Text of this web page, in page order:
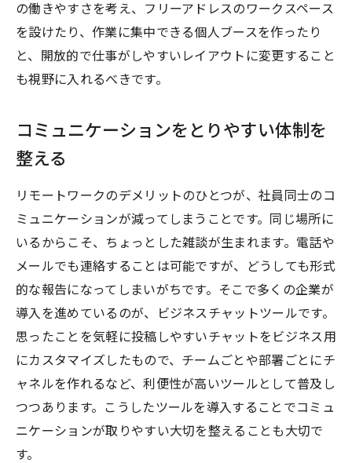
の働きやすさを考え、フリーアドレスのワークスペース
を設けたり、作業に集中できる個人ブースを作ったり
と、開放的で仕事がしやすいレイアウトに変更すること
も視野に入れるべきです。
コミュニケーションをとりやすい体制を
整える
リモートワークのデメリットのひとつが、社員同士のコ
ミュニケーションが減ってしまうことです。同じ場所に
いるからこそ、ちょっとした雑談が生まれます。電話や
メールでも連絡することは可能ですが、どうしても形式
的な報告になってしまいがちです。そこで多くの企業が
導入を進めているのが、ビジネスチャットツールです。
思ったことを気軽に投稿しやすいチャットをビジネス用
にカスタマイズしたもので、チームごとや部署ごとにチ
ャネルを作れるなど、利便性が高いツールとして普及し
つつあります。こうしたツールを導入することでコミュ
ニケーションが取りやすい大切を整えることも大切で
す。